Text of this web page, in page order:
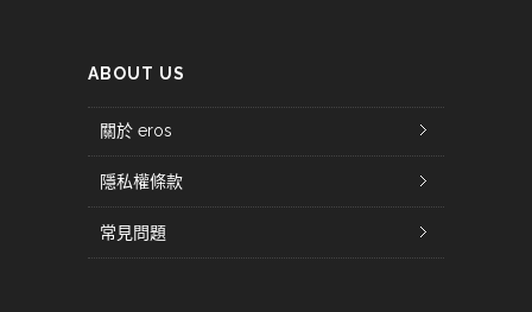
ABOUT US
關於 eros
隱私權條款
常見問題